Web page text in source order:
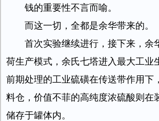
钱的重要性不言而喻。
而这一切，全都是余华带来的。
首次实验继续进行，接下来，余
荷生产模式，余氏七塔进入最大工业
前期处理的工业硫磺在传送带作用下
料仓，价值不菲的高纯度浓硫酸则在
储存于罐体内。